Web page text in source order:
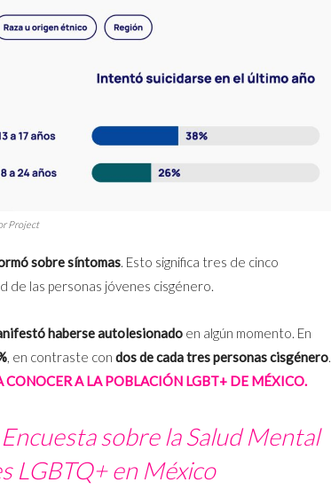
Project
sobre síntomas. Esto significa tres de cinco
de las personas jóvenes cisgénero.
haberse autolesionado en algún momento. En
, en contraste con dos de cada tres personas cisgénero.
CONOCER A LA POBLACIÓN LGBT+ DE MÉXICO.
Encuesta sobre la Salud Mental
LGBTQ+ en México